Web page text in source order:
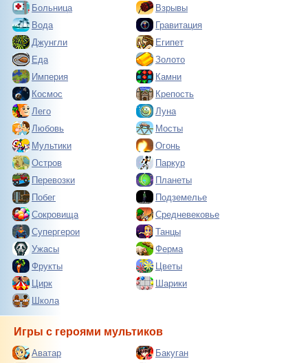
Больница
Взрывы
Вода
Гравитация
Джунгли
Египет
Еда
Золото
Империя
Камни
Космос
Крепость
Лего
Луна
Любовь
Мосты
Мультики
Огонь
Остров
Паркур
Перевозки
Планеты
Побег
Подземелье
Сокровища
Средневековье
Супергерои
Танцы
Ужасы
Ферма
Фрукты
Цветы
Цирк
Шарики
Школа
Игры с героями мультиков
Аватар
Бакуган